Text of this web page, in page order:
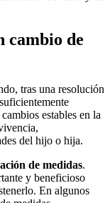
cambio de
tras una resolución
estables en la
del hijo o hija.
de medidas.
y beneficioso
En algunos